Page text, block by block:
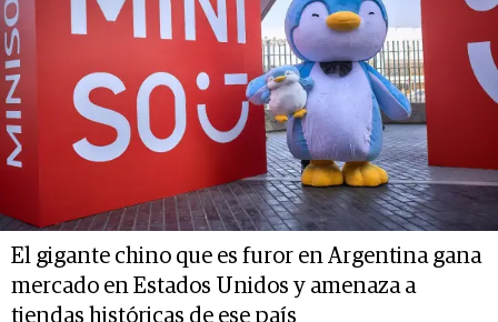
El gigante chino que es furor en Argentina gana
mercado en Estados Unidos y amenaza a
tiendas históricas de ese país